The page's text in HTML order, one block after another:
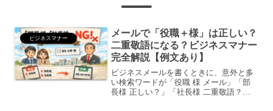
ビジネスマナー
メールで「役職＋様」は正しい？
二重敬語になる？ビジネスマナー
完全解説【例文あり】
ビジネスメールを書くときに、意外と多
い検索ワードが「役職 様 メール」「部
長様 正しい？」「社長様 二重敬語？」